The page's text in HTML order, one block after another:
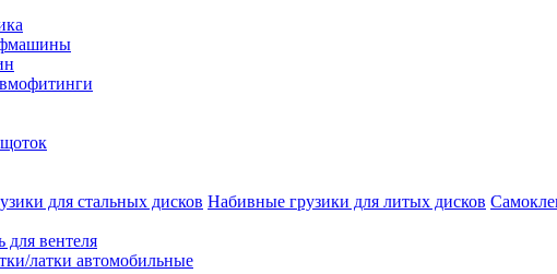
для стальных дисков Набивные грузики для литых дисков
для вентеля
латки автомобильные